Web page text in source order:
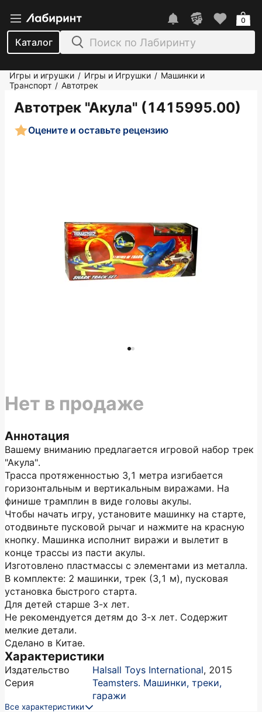
Каталог
0
Игры и игрушки / Игры и Игрушки / Машинки и
Транспорт / Автотрек
Автотрек "Акула" (1415995.00)
Оцените и оставьте рецензию
Аннотация
Вашему вниманию предлагается игровой набор трек
"Акула".
Трасса протяженностью 3,1 метра изгибается
горизонтальным и вертикальным виражами. На
финише трамплин в виде головы акулы.
Чтобы начать игру, установите машинку на старте,
отодвиньте пусковой рычаг и нажмите на красную
кнопку. Машинка исполнит виражи и вылетит в
конце трассы из пасти акулы.
Изготовлено пластмассы с элементами из металла.
В комплекте: 2 машинки, трек (3,1 м), пусковая
установка быстрого старта.
Для детей старше 3-х лет.
Не рекомендуется детям до 3-х лет. Содержит
мелкие детали.
Сделано в Китае.
Характеристики
Издательство Halsall Toys International, 2015
Серия
Teamsters. Машинки, треки,
гаражи
Все характеристики
Нет в продаже